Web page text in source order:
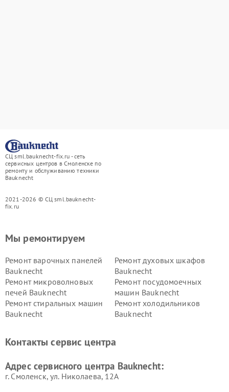
СЦ sml.bauknecht-fix.ru - сеть
сервисных центров в Смоленске по
ремонту и обслуживанию техники
Bauknecht
2021-2026 © СЦ sml.bauknecht-
fix.ru
Мы ремонтируем
Ремонт варочных панелей
Bauknecht
Ремонт духовых шкафов
Bauknecht
Ремонт микроволновых
печей Bauknecht
Ремонт посудомоечных
машин Bauknecht
Ремонт стиральных машин
Bauknecht
Ремонт холодильников
Bauknecht
Контакты сервис центра
Адрес сервисного центра Bauknecht:
г. Смоленск, ул. Николаева, 12А